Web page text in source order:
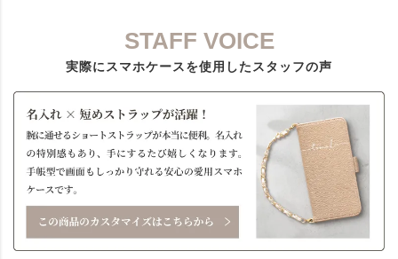
STAFF VOICE
実際にスマホケースを使用したスタッフの声